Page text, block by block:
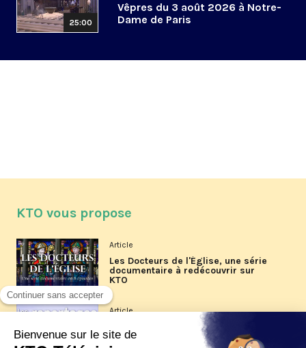
25:00
Vêpres du 3 août 2026 à Notre-
Dame de Paris
KTO vous propose
Article
Les Docteurs de l'Église, une série
documentaire à redécouvrir sur
KTO
Article
Les reportages d'été 2026 de KTO